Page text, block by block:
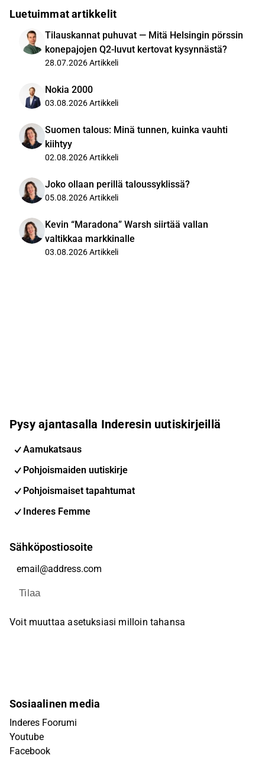
Luetuimmat artikkelit
Tilauskannat puhuvat — Mitä Helsingin pörssin
konepajojen Q2-luvut kertovat kysynnästä?
28.07.2026Artikkeli
Nokia 2000
03.08.2026Artikkeli
Suomen talous: Minä tunnen, kuinka vauhti
kiihtyy
02.08.2026Artikkeli
Joko ollaan perillä taloussyklissä?
05.08.2026Artikkeli
Kevin “Maradona” Warsh siirtää vallan
valtikkaa markkinalle
03.08.2026Artikkeli
Pysy ajantasalla Inderesin uutiskirjeillä
Aamukatsaus
Pohjoismaiden uutiskirje
Pohjoismaiset tapahtumat
Inderes Femme
Sähköpostiosoite
Tilaa
Voit muuttaa asetuksiasi milloin tahansa
Sosiaalinen media
Inderes Foorumi
Youtube
Facebook